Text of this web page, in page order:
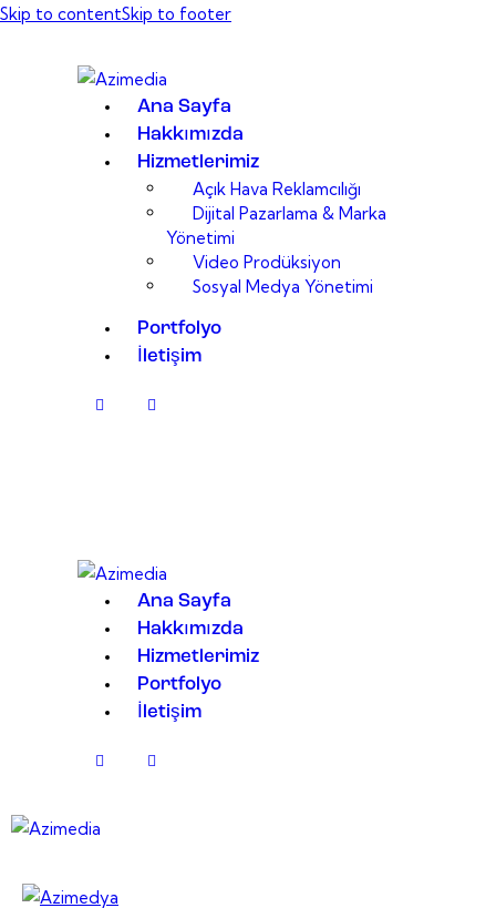
Skip to contentSkip to footer
Ana Sayfa
Hakkımızda
Hizmetlerimiz
Açık Hava Reklamcılığı
Dijital Pazarlama & Marka
Yönetimi
Video Prodüksiyon
Sosyal Medya Yönetimi
Portfolyo
İletişim
Ana Sayfa
Hakkımızda
Hizmetlerimiz
Portfolyo
İletişim